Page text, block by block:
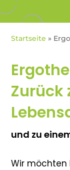
Startseite »
Zurück
und zu
Wir möchten